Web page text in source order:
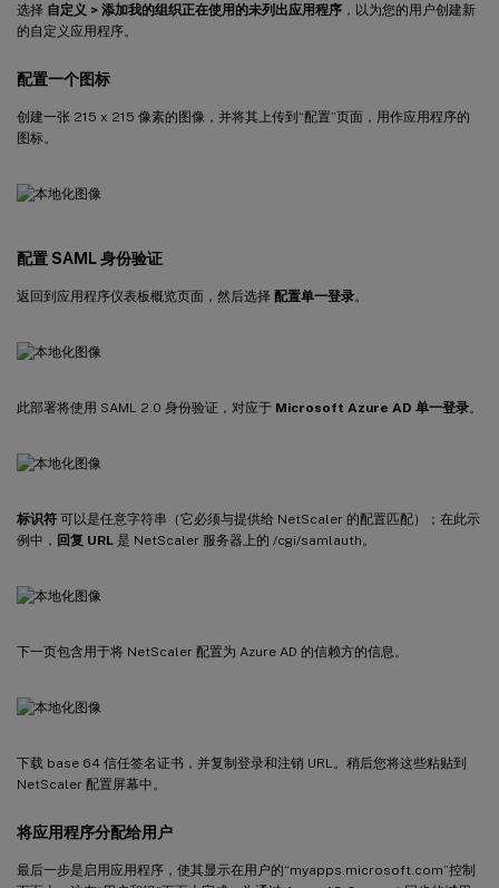
选择 自定义 > 添加我的组织正在使用的未列出应用程序 ，以为您的用户创建新
的自定义应用程序。
配置一个图标
创建一张 215 x 215 像素的图像，并将其上传到“配置”页面，用作应用程序的
图标。
配置 SAML 身份验证
返回到应用程序仪表板概览页面，然后选择 配置单一登录。
此部署将使用 SAML 2.0 身份验证，对应于 Microsoft Azure AD 单一登录。
标识符 可以是任意字符串（它必须与提供给 NetScaler 的配置匹配）；在此示
例中， 回复 URL 是 NetScaler 服务器上的 /cgi/samlauth。
下一页包含用于将 NetScaler 配置为 Azure AD 的信赖方的信息。
下载 base 64 信任签名证书，并复制登录和注销 URL。稍后您将这些粘贴到
NetScaler 配置屏幕中。
将应用程序分配给用户
最后一步是启用应用程序，使其显示在用户的“myapps.microsoft.com”控制